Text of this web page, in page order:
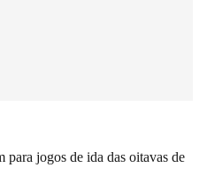
para jogos de ida das oitavas de